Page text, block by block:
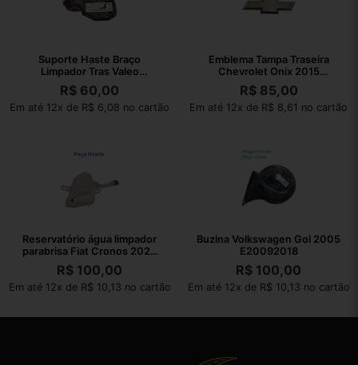
Suporte Haste Braço
Limpador Tras Valeo
80019757
R$ 60,00
Em até 12x de R$ 6,08 no cartão
Emblema Tampa Traseira
Chevrolet Onix 2015
94747906
R$85,00
Em até 12x de R$ 8,61 no cartão
Reservatório água limpador
parabrisa Fiat Cronos 2023
22260
R$ 100,00
Em até 12x de R$ 10,13 no cartão
Buzina Volkswagen Gol 2005
E20092018
R$ 100,00
Em até 12x de R$ 10,13 no cartão